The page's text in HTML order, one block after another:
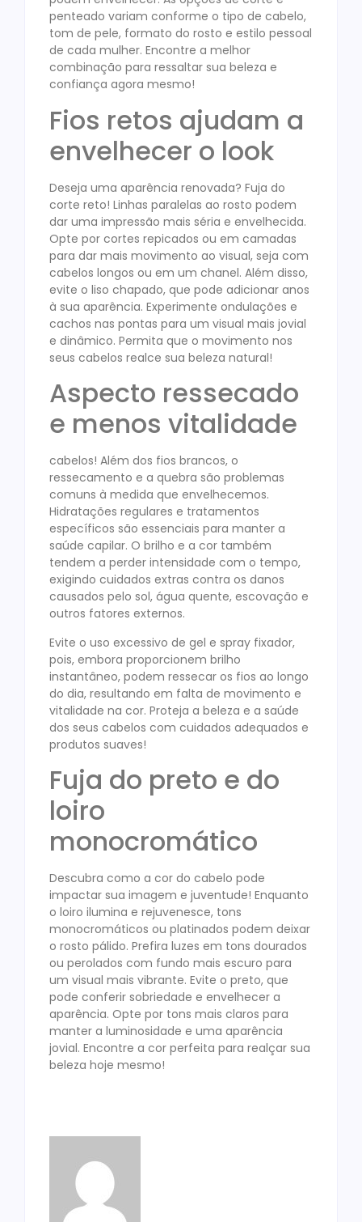
penteado variam conforme o tipo de cabelo,
tom de pele, formato do rosto e estilo pessoal
de cada mulher. Encontre a melhor
combinação para ressaltar sua beleza e
confiança agora mesmo!
Fios retos ajudam a
envelhecer o look
Deseja uma aparência renovada? Fuja do
corte reto! Linhas paralelas ao rosto podem
dar uma impressão mais séria e envelhecida.
Opte por cortes repicados ou em camadas
para dar mais movimento ao visual, seja com
cabelos longos ou em um chanel. Além disso,
evite o liso chapado, que pode adicionar anos
à sua aparência. Experimente ondulações e
cachos nas pontas para um visual mais jovial
e dinâmico. Permita que o movimento nos
seus cabelos realce sua beleza natural!
Aspecto ressecado
e menos vitalidade
cabelos! Além dos fios brancos, o
ressecamento e a quebra são problemas
comuns à medida que envelhecemos.
Hidratações regulares e tratamentos
específicos são essenciais para manter a
saúde capilar. O brilho e a cor também
tendem a perder intensidade com o tempo,
exigindo cuidados extras contra os danos
causados pelo sol, água quente, escovação e
outros fatores externos.
Evite o uso excessivo de gel e spray fixador,
pois, embora proporcionem brilho
instantâneo, podem ressecar os fios ao longo
do dia, resultando em falta de movimento e
vitalidade na cor. Proteja a beleza e a saúde
dos seus cabelos com cuidados adequados e
produtos suaves!
Fuja do preto e do
loiro
monocromático
Descubra como a cor do cabelo pode
impactar sua imagem e juventude! Enquanto
o loiro ilumina e rejuvenesce, tons
monocromáticos ou platinados podem deixar
o rosto pálido. Prefira luzes em tons dourados
ou perolados com fundo mais escuro para
um visual mais vibrante. Evite o preto, que
pode conferir sobriedade e envelhecer a
aparência. Opte por tons mais claros para
manter a luminosidade e uma aparência
jovial. Encontre a cor perfeita para realçar sua
beleza hoje mesmo!